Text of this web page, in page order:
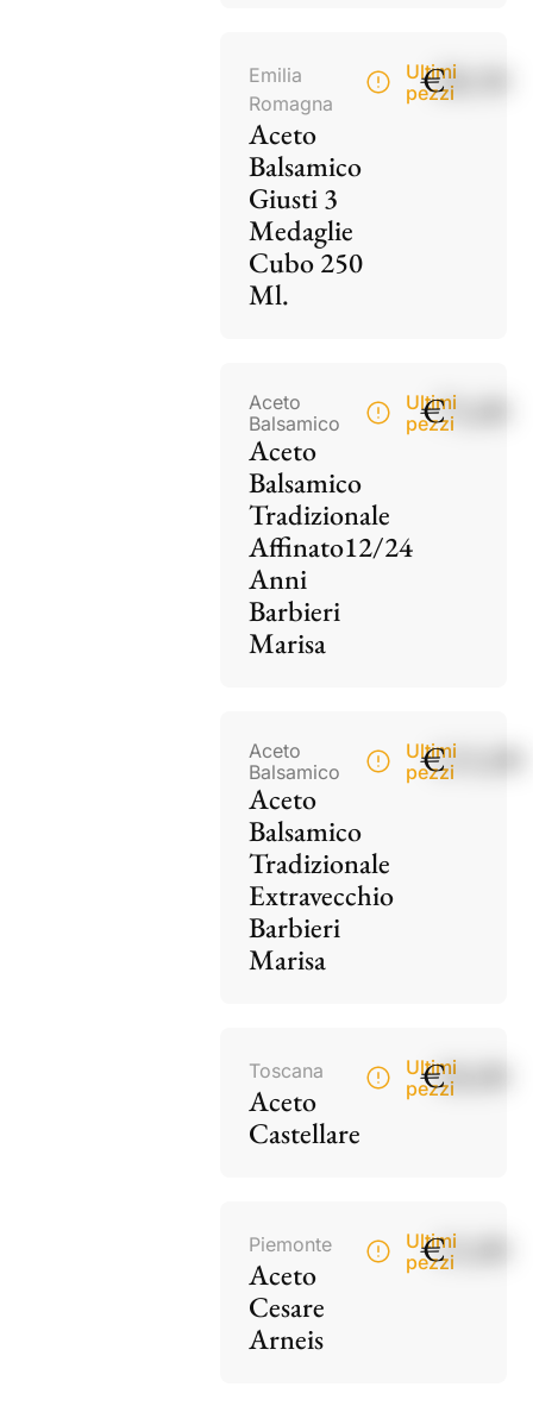
Emilia
Romagna
Aceto
Balsamico
Giusti 3
Medaglie
Cubo 250
Ml.
Ultimi
pezzi
€28,50
Aceto
Balsamico
Aceto
Balsamico
Tradizionale
Affinato12/24
Anni
Barbieri
Marisa
Ultimi
pezzi
€75,00
Aceto
Balsamico
Aceto
Balsamico
Tradizionale
Extravecchio
Barbieri
Marisa
Ultimi
pezzi
€115,00
Toscana
Aceto
Castellare
Ultimi
pezzi
€18,00
Piemonte
Aceto
Cesare
Arneis
Ultimi
pezzi
€15,00